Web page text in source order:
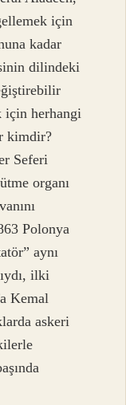
için
kadar
dilindeki
için herhangi
kimdir?
Seferi
organı
Polonya
aynı
ilki
Kemal
askeri